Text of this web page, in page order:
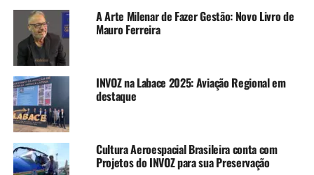
A Arte Milenar de Fazer Gestão: Novo Livro de
Mauro Ferreira
INVOZ na Labace 2025: Aviação Regional em
destaque
Cultura Aeroespacial Brasileira conta com
Projetos do INVOZ para sua Preservação